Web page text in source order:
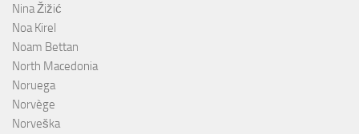
Nina Žižić
Noa Kirel
Noam Bettan
North Macedonia
Noruega
Norvège
Norveška